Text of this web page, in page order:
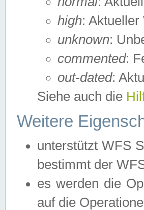
high:
unknown:
commented:
out-dated:
Siehe auch die
Weitere
unterstützt WFS
bestimmt der
es werden die
auf die